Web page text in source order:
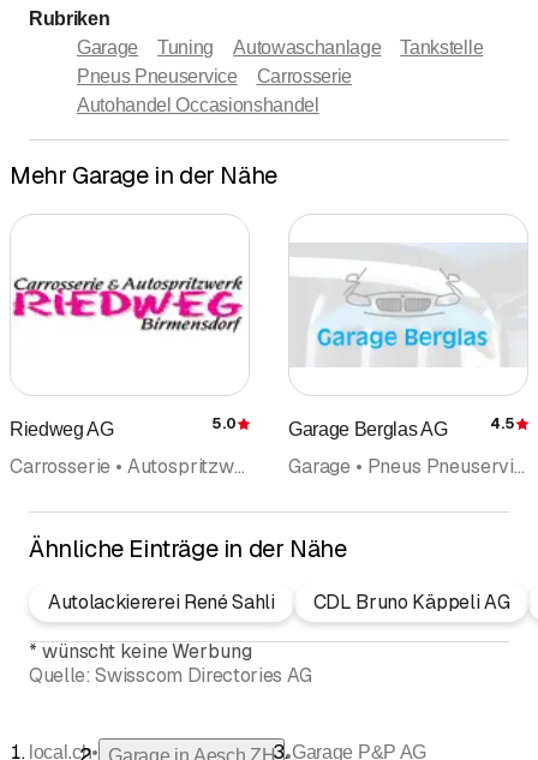
Rubriken
Garage
Tuning Autowaschanlage
Tankstelle
Pneus Pneuservice
Carrosserie
Autohandel Occasionshandel
Mehr Garage in der Nähe
Riedweg AG Bewertung
5.0
Carrosserie • Autospritzwerk • Garage • Wohnwagen Wohnmobile • Carrosseriebedarf
Garage Berglas AG 4.5
Garage • Pneus Pneuservice • Carrosserie • Occasionen • Autoelektro Autoelektronik
Ähnliche Einträge in der Nähe
Autolackiererei René Sahli
CDL Bruno Käppeli AG
* wünscht keine Werbung
Quelle: Swisscom Directories AG
local.ch• Garage P&P AG